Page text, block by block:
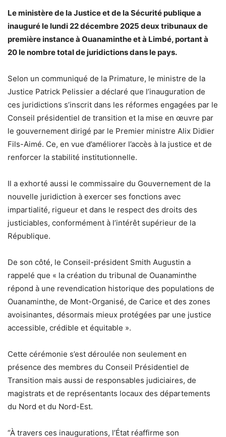
Le ministère de la Justice et de la Sécurité publique a
inauguré le lundi 22 décembre 2025 deux tribunaux de
première instance à Ouanaminthe et à Limbé, portant à
20 le nombre total de juridictions dans le pays.
Selon un communiqué de la Primature, le ministre de la
Justice Patrick Pelissier a déclaré que l’inauguration de
ces juridictions s’inscrit dans les réformes engagées par le
Conseil présidentiel de transition et la mise en œuvre par
le gouvernement dirigé par le Premier ministre Alix Didier
Fils-Aimé. Ce, en vue d’améliorer l’accès à la justice et de
renforcer la stabilité institutionnelle.
Il a exhorté aussi le commissaire du Gouvernement de la
nouvelle juridiction à exercer ses fonctions avec
impartialité, rigueur et dans le respect des droits des
justiciables, conformément à l’intérêt supérieur de la
République.
De son côté, le Conseil-président Smith Augustin a
rappelé que « la création du tribunal de Ouanaminthe
répond à une revendication historique des populations de
Ouanaminthe, de Mont-Organisé, de Carice et des zones
avoisinantes, désormais mieux protégées par une justice
accessible, crédible et équitable ».
Cette cérémonie s’est déroulée non seulement en
présence des membres du Conseil Présidentiel de
Transition mais aussi de responsables judiciaires, de
magistrats et de représentants locaux des départements
du Nord et du Nord-Est.
“À travers ces inaugurations, l’État réaffirme son